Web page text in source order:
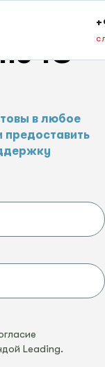
1С –
в любое
предоставить
Leading.